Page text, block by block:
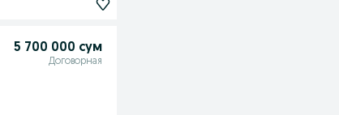
5 700 000 сум
Договорная